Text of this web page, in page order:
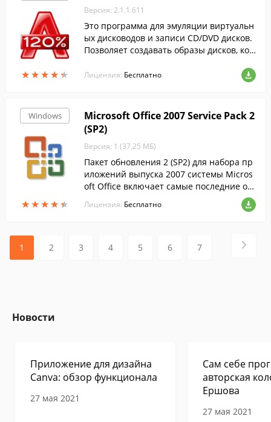
★★★★★
★★★★★
Версия: 2.1.1.611
Это программа для эмуляции виртуальн
ых дисководов и записи CD/DVD дисков.
Позволяет создавать образы дисков, коп
чистить CD-RW, DVD-RW и BD-RE диски.
Лицензия: Бесплатно
Windows
★★★★★
★★★★★
Microsoft Office 2007 Service Pack 2
(SP2)
Версия: 1 (37.25 МБ)
Пакет обновления 2 (SP2) для набора пр
иложений выпуска 2007 системы Micros
oft Office включает самые последние об
новления набора приложений Office 200
7....
Лицензия: Бесплатно
1 2 3 4 5 6 7
Новости
Приложение для дизайна
Canva: обзор функционала
27 мая 2021
Сам себе
авторская
Ершова
27 мая 2021